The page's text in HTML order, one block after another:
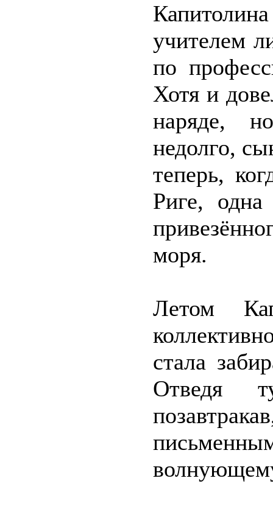
учителем
по
Хотя и
наряде,
недолго,
теперь,
Риге,
моря.
Летом
стала
Отведя